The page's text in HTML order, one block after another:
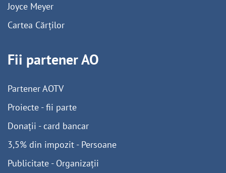
Joyce Meyer
Cartea Cărților
Fii partener AO
Partener AOTV
Proiecte - fii parte
Donații - card bancar
3,5% din impozit - Persoane
Publicitate - Organizații